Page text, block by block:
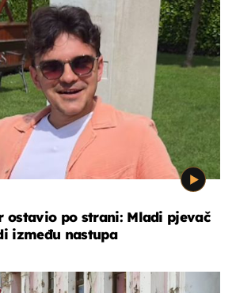
ostavio po strani: Mladi pjevač
između nastupa